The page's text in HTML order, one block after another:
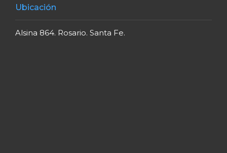
Ubicación
Alsina 864. Rosario. Santa Fe.